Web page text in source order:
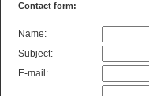
Contact form:
Name:
Subject:
E-mail: